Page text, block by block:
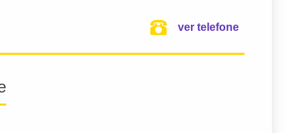
ver telefone